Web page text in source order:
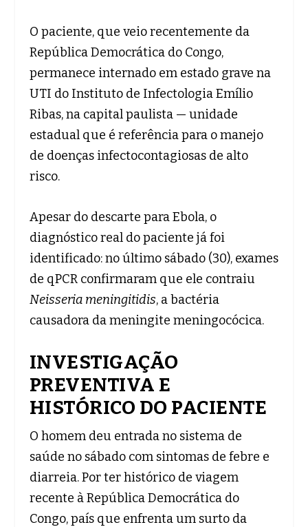
O paciente, que veio recentemente da
República Democrática do Congo,
permanece internado em estado grave na
UTI do Instituto de Infectologia Emílio
Ribas, na capital paulista — unidade
estadual que é referência para o manejo
de doenças infectocontagiosas de alto
risco.
Apesar do descarte para Ebola, o
diagnóstico real do paciente já foi
identificado: no último sábado (30), exames
de qPCR confirmaram que ele contraiu
Neisseria meningitidis, a bactéria
causadora da meningite meningocócica.
INVESTIGAÇÃO
PREVENTIVA E
HISTÓRICO DO PACIENTE
O homem deu entrada no sistema de
saúde no sábado com sintomas de febre e
diarreia. Por ter histórico de viagem
recente à República Democrática do
Congo, país que enfrenta um surto da